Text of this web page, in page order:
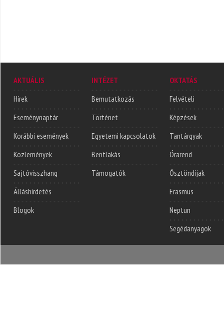
AKTUÁLIS
Hírek
Eseménynaptár
Korábbi események
Közlemények
Sajtóvisszhang
Álláshirdetés
Blogok
INTÉZET
Bemutatkozás
Történet
Egyetemi kapcsolatok
Bentlakás
Támogatók
OKTATÁS
Felvételi
Képzések
Tantárgyak
Órarend
Ösztöndíjak
Erasmus
Neptun
Segédanyagok